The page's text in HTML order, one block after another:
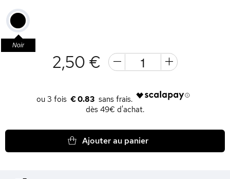
2,50 €
€ 0.83
dès 49€ d'achat.
Ajouter au panier
Noir